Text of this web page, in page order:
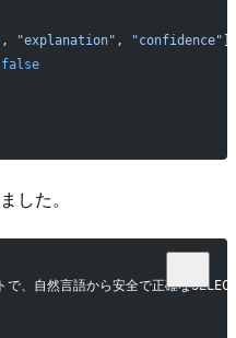
, "explanation" , "confidence"
false
した。
、自然言語から安全で正確な